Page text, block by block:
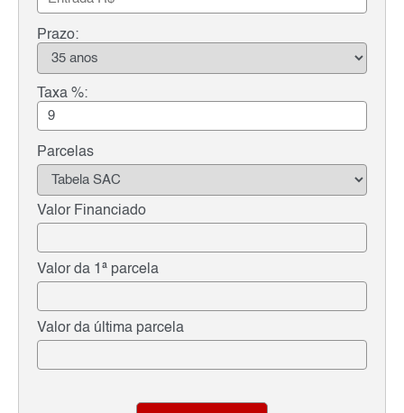
Prazo:
Taxa %:
Parcelas
Valor Financiado
Valor da 1ª parcela
Valor da última parcela